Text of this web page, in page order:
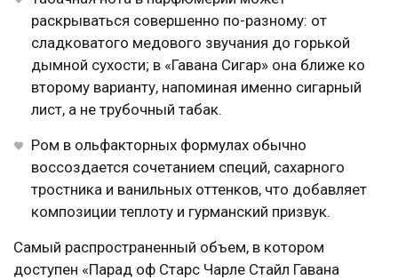
раскрываться совершенно по-разному: от
сладковатого медового звучания до горькой
дымной сухости; в «Гавана Сигар» она ближе ко
второму варианту, напоминая именно сигарный
лист, а не трубочный табак.
Ром в ольфакторных формулах обычно
воссоздается сочетанием специй, сахарного
тростника и ванильных оттенков, что добавляет
композиции теплоту и гурманский призвук.
Самый распространенный объем, в котором
доступен «Парад оф Старс Чарле Стайл Гавана